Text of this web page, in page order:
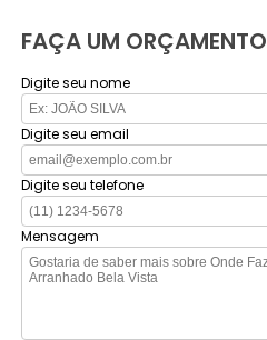
FAÇA UM ORÇAMENTO
Digite seu nome
Digite seu email
Digite seu telefone
Mensagem